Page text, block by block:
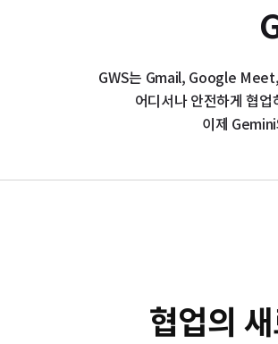
GWS는 Gmail, Google
어디서나 안전하게 협
이제
협업의